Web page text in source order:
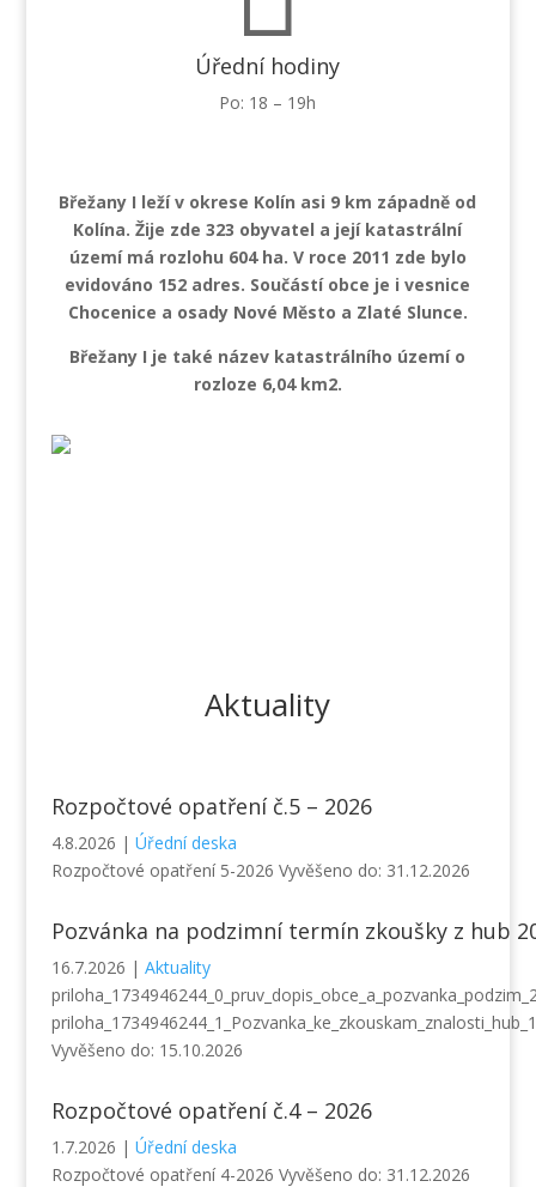
Úřední hodiny
Po: 18 – 19h
Břežany I leží v okrese Kolín asi 9 km západně od
Kolína. Žije zde 323 obyvatel a její katastrální
území má rozlohu 604 ha. V roce 2011 zde bylo
evidováno 152 adres. Součástí obce je i vesnice
Chocenice a osady Nové Město a Zlaté Slunce.
Břežany I je také název katastrálního území o
rozloze 6,04 km2.
Aktuality
Rozpočtové opatření č.5 – 2026
4.8.2026 | Úřední deska
Rozpočtové opatření 5-2026 Vyvěšeno do: 31.12.2026
Pozvánka na podzimní termín zkoušky z hub
16.7.2026 | Aktuality
Vyvěšeno do: 15.10.2026
Rozpočtové opatření č.4 – 2026
1.7.2026 | Úřední deska
Rozpočtové opatření 4-2026 Vyvěšeno do: 31.12.2026